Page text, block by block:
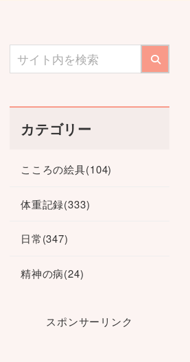
カテゴリー
こころの絵具(104)
体重記録(333)
日常(347)
精神の病(24)
スポンサーリンク